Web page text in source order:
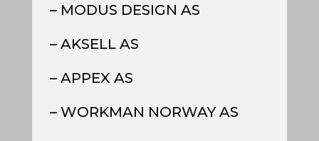
– MODUS DESIGN AS
– AKSELL AS
– APPEX AS
– WORKMAN NORWAY AS